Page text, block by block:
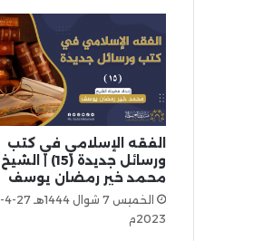
الفقه الإسلامي في كتب
ورسائل جديدة (15) | الشيخ
محمد خير رمضان يوسف
الخميس 7 شوال 1444هـ 27-4-
2023م